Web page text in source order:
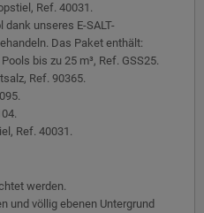
Ref. 40031.
unseres E-SALT-
Das Paket enthält:
bis zu 25 m³, Ref. GSS25.
Ref. 90365.
Ref. 40031.
werden.
und völlig ebenen Untergrund